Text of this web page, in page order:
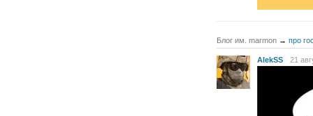
Блог им. marmon → про
AlekSS 21